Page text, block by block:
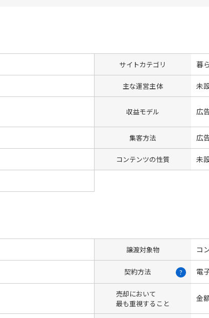
サイトカテゴリ 暮
主な運営主体 未
収益モデル 広
集客方法 広
コンテンツの性質 未
譲渡対象物 コ
契約方法 ? 電
売却において
最も重視すること
金